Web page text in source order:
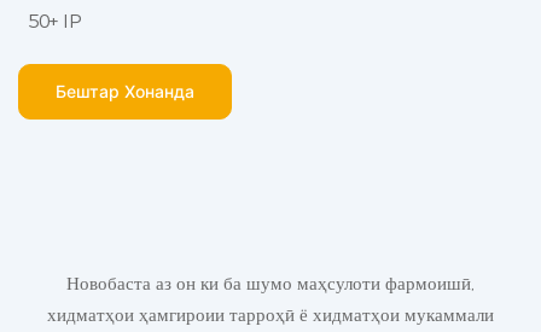
50+ IP
Бештар Хонанда
Новобаста аз он ки ба шумо маҳсулоти фармоишӣ,
хидматҳои ҳамгироии тарроҳӣ ё хидматҳои мукаммали